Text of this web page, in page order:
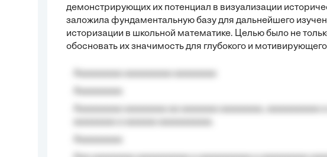
демонстрирующих их потенциал в визуализации
заложила фундаментальную базу для дальнейшего
историзации в школьной математике. Целью было не
обосновать их значимость для глубокого и